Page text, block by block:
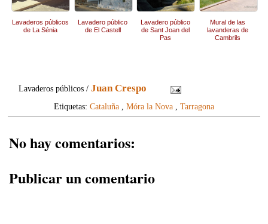
Lavaderos públicos
de La Sénia
Lavadero público
de El Castell
Lavadero público
de Sant Joan del
Pas
Mural de las
lavanderas de
Cambrils
Lavaderos públicos /Juan Crespo
Etiquetas: Cataluña , Móra la Nova , Tarragona
No hay comentarios:
Publicar un comentario